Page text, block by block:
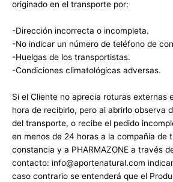
originado en el transporte por:
-Dirección incorrecta o incompleta.
-No indicar un número de teléfono de
-Huelgas de los transportistas.
-Condiciones climatológicas adversas.
Si el Cliente no aprecia roturas externas
hora de recibirlo, pero al abrirlo observa
del transporte, o recibe el pedido
en menos de 24 horas a la compañía de
constancia y a PHARMAZONE a través
contacto: info@aportenatural.com
caso contrario se entenderá que el